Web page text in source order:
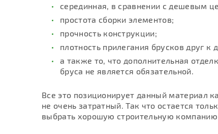
серединная, в сравнении с дешевым
простота сборки элементов;
прочность конструкции;
плотность прилегания брусков друг к
а также то, что дополнительная
бруса не является обязательной.
Все это позиционирует данный материал
не очень затратный. Так что остается
выбрать хорошую строительную